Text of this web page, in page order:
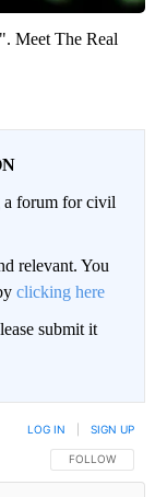
Meet The Real
forum for civil
relevant. You
clicking here
submit it
FOLLOW THIS
FOLLOW
LOG IN SIGN UP